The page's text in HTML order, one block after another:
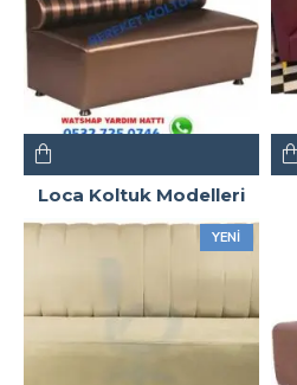
Loca Koltuk Modelleri
YENI